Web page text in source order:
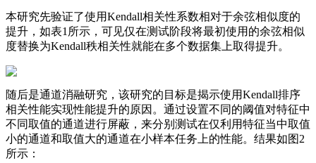
本研究先验证了使用Kendall相关性系数相对于余弦相似度的
提升，如表1所示，可见仅在测试阶段将最初使用的余弦相似
度替换为Kendall秩相关性就能在多个数据集上取得提升。
随后是通道消融研究，该研究的目标是揭示使用Kendall排序
相关性能实现性能提升的原因。通过设置不同的阈值对特征中
不同取值的通道进行屏蔽，来分别测试在仅利用特征当中取值
小的通道和取值大的通道在小样本任务上的性能。结果如图2
所示：